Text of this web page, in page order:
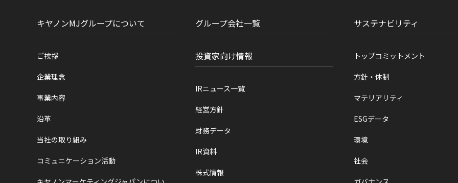
キヤノンMJグループについて
ご挨拶
企業理念
事業内容
沿革
当社の取り組み
コミュニケーション活動
グループ会社一覧
投資家向け情報
IRニュース一覧
経営方針
財務データ
IR資料
株式情報
サステナビリティ
トップコミットメント
方針・体制
マテリアリティ
ESGデータ
環境
社会